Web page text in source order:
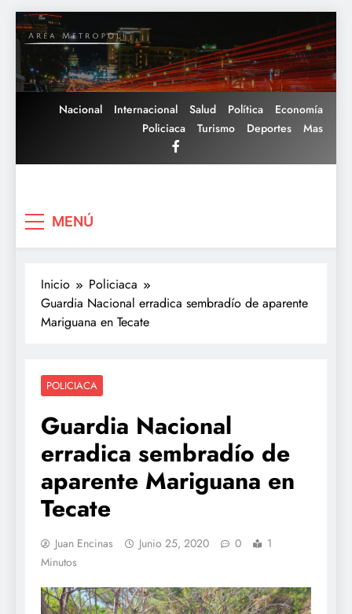
Saltar
al
contenido
Nacional Internacional Salud Política
Economía
Policiaca
Turismo Deportes Mas
MENÚ
Inicio
Policiaca
Guardia Nacional erradica sembradío de aparente
Mariguana en Tecate
POLICIACA
Guardia Nacional
erradica sembradío de
aparente Mariguana en
Tecate
Juan Encinas Junio 25, 2020 0
1
Minutos